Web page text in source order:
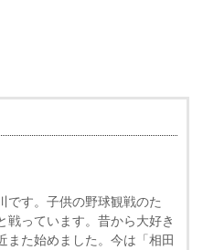
です。子供の野球観戦のた
戦っています。昔から大好き
また始めました。今は「相田